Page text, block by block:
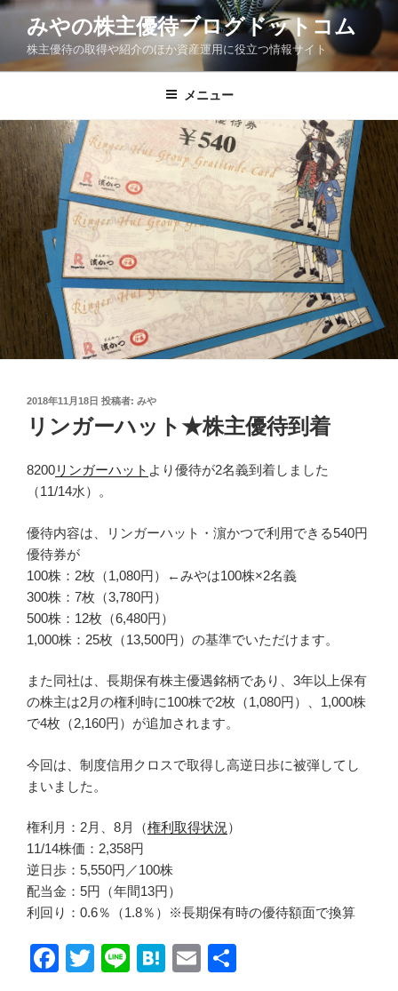
コ
ン
ス
キ
ッ
プ
みやの株主優待ブログドットコム
株主優待の取得や紹介のほか資産運用に役立つ情報サイト
メニュー
投
稿
日:
2018年11月18日 投稿者: みや
リンガーハット★株主優待到着
8200リンガーハット より優待が2名義到着しました
（11/14水）。
優待内容は、リンガーハット・濵かつで利用できる540円
優待券が
100株：2枚（1,080円）←みやは100株×2名義
300株：7枚（3,780円）
500株：12枚（6,480円）
1,000株：25枚（13,500円）の基準でいただけます。
また同社は、長期保有株主優遇銘柄であり、3年以上保有
の株主は2月の権利時に100株で2枚（1,080円）、1,000株
で4枚（2,160円）が追加されます。
今回は、制度信用クロスで取得し高逆日歩に被弾してし
まいました。
権利月：2月、8月（権利取得状況 ）
11/14株価：2,358円
逆日歩：5,550円／100株
配当金：5円（年間13円）
利回り：0.6％（1.8％）※長期保有時の優待額面で換算
F
T
Li
H
E